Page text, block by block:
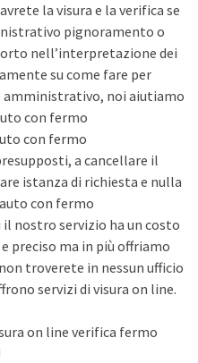
la visura e la verifica se
pignoramento o
nell’interpretazione dei
su come fare per
noi aiutiamo
con fermo
con fermo
a cancellare il
istanza di richiesta e nulla
con fermo
nostro servizio ha un costo
preciso ma in più offriamo
troverete in nessun ufficio
servizi di visura on line.
on line verifica fermo